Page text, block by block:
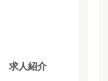
求人紹介